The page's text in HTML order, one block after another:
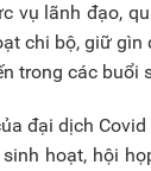
vụ lãnh đạo,
chi bộ, giữ
trong các buổi
đại dịch
hoạt, hội